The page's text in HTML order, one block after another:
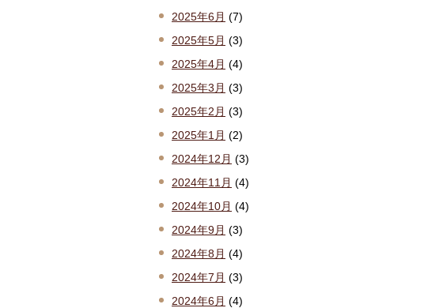
2025年6月 (7)
2025年5月 (3)
2025年4月 (4)
2025年3月 (3)
2025年2月 (3)
2025年1月 (2)
2024年12月 (3)
2024年11月 (4)
2024年10月 (4)
2024年9月 (3)
2024年8月 (4)
2024年7月 (3)
2024年6月 (4)